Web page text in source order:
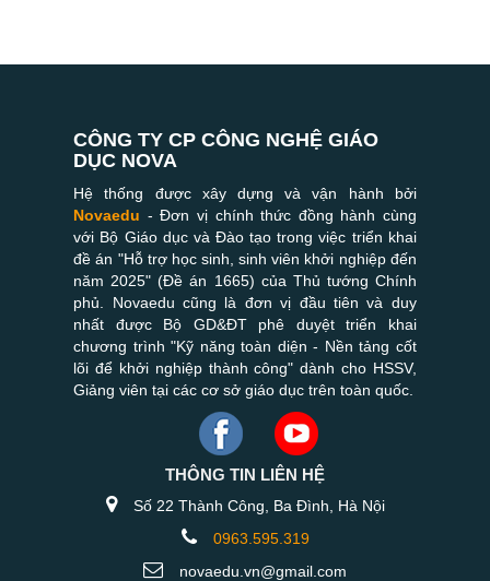
CÔNG TY CP CÔNG NGHỆ GIÁO
DỤC NOVA
Hệ thống được xây dựng và vận hành bởi
Novaedu - Đơn vị chính thức đồng hành cùng
với Bộ Giáo dục và Đào tạo trong việc triển khai
đề án "Hỗ trợ học sinh, sinh viên khởi nghiệp đến
năm 2025" (Đề án 1665) của Thủ tướng Chính
phủ. Novaedu cũng là đơn vị đầu tiên và duy
nhất được Bộ GD&ĐT phê duyệt triển khai
chương trình "Kỹ năng toàn diện - Nền tảng cốt
lõi để khởi nghiệp thành công" dành cho HSSV,
Giảng viên tại các cơ sở giáo dục trên toàn quốc.
THÔNG TIN LIÊN HỆ
Số 22 Thành Công, Ba Đình, Hà Nội
0963.595.319
novaedu.vn@gmail.com